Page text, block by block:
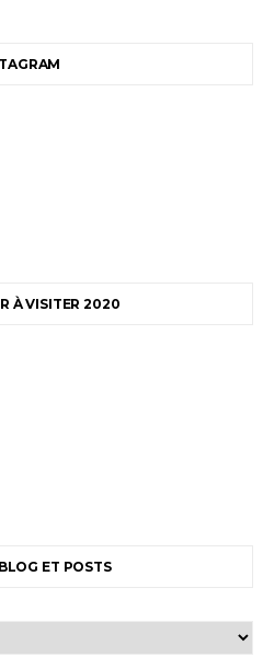
À VISITER 2020
ET POSTS